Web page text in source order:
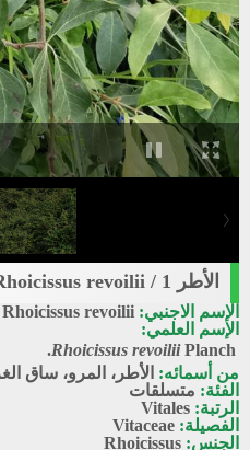
الأطر 1 / Rhoicissus revoilii
الإسم الاجنبي: Rhoicissus revoilii
الإسم العلمي:
Rhoicissus revoiliiPlanch.
من أسمائه: الأطر، المرو، ساق
الفئة: متسلقات
الرتبة: Vitales
الفصيلة: Vitaceae
الجنس: Rhoicissus